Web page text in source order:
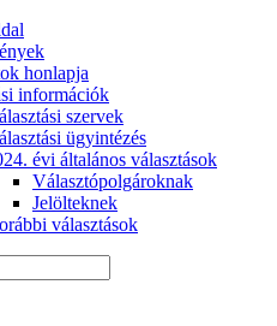
honlapja
információk
szervek
ügyintézés
évi általános választások
Választópolgároknak
Jelölteknek
választások